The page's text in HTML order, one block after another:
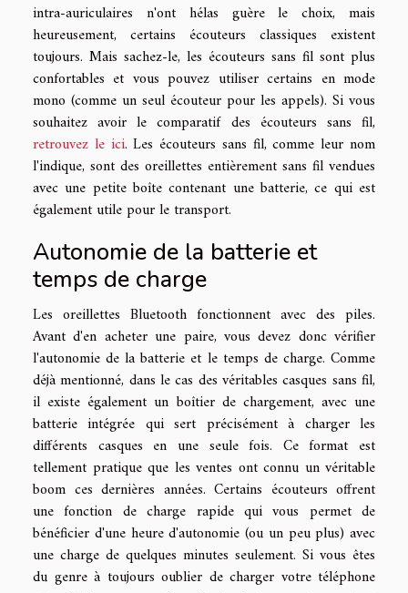
intra-auriculaires n'ont hélas guère le choix, mais
heureusement, certains écouteurs classiques existent
toujours. Mais sachez-le, les écouteurs sans fil sont plus
confortables et vous pouvez utiliser certains en mode
mono (comme un seul écouteur pour les appels). Si vous
souhaitez avoir le comparatif des écouteurs sans fil,
retrouvez le ici. Les écouteurs sans fil, comme leur nom
l'indique, sont des oreillettes entièrement sans fil vendues
avec une petite boîte contenant une batterie, ce qui est
également utile pour le transport.
Autonomie de la batterie et
temps de charge
Les oreillettes Bluetooth fonctionnent avec des piles.
Avant d'en acheter une paire, vous devez donc vérifier
l'autonomie de la batterie et le temps de charge. Comme
déjà mentionné, dans le cas des véritables casques sans fil,
il existe également un boîtier de chargement, avec une
batterie intégrée qui sert précisément à charger les
différents casques en une seule fois. Ce format est
tellement pratique que les ventes ont connu un véritable
boom ces dernières années. Certains écouteurs offrent
une fonction de charge rapide qui vous permet de
bénéficier d'une heure d'autonomie (ou un peu plus) avec
une charge de quelques minutes seulement. Si vous êtes
du genre à toujours oublier de charger votre téléphone